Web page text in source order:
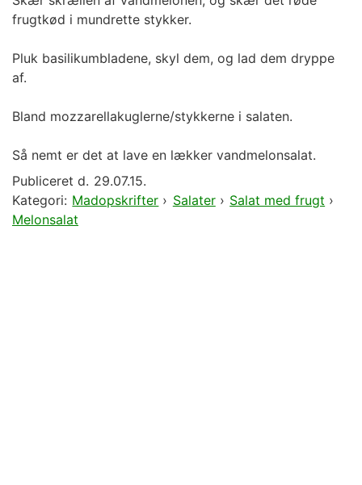
frugtkød i mundrette stykker.
Pluk basilikumbladene, skyl dem, og lad dem dryppe
af.
Bland mozzarellakuglerne/stykkerne i salaten.
Så nemt er det at lave en lækker vandmelonsalat.
Publiceret d. 29.07.15.
Kategori: Madopskrifter › Salater› Salat med frugt ›
Melonsalat